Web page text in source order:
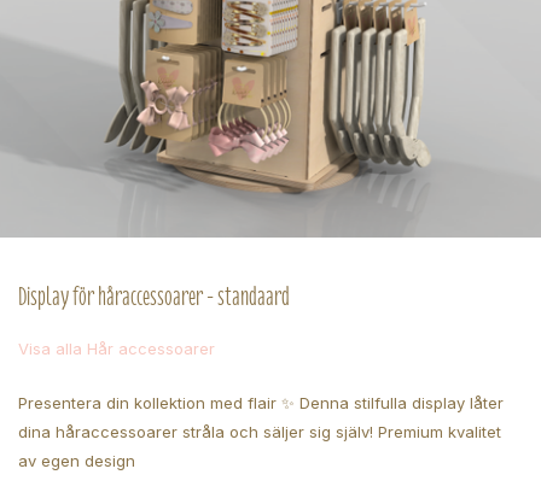
Display för håraccessoarer - standaard
Visa alla Hår accessoarer
Presentera din kollektion med flair ✨ Denna stilfulla display låter
dina håraccessoarer stråla och säljer sig själv! Premium kvalitet
av egen design